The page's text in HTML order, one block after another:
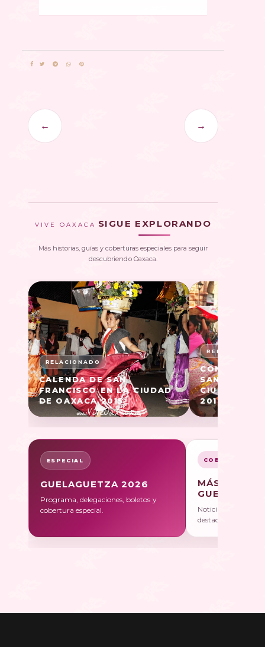
← →
VIVE OAXACA SIGUE EXPLORANDO
Más historias, guías y coberturas especiales para seguir
descubriendo Oaxaca.
CALENDA DE SAN
FRANCISCO EN LA CIUDAD
DE OAXACA 2015
CONVITE
SAN
CIUDAD DE
2014)
ESPECIAL
GUELAGUETZA 2026
Programa, delegaciones, boletos y
cobertura especial.
COBERTURA
MÁS SOBRE
Noticias, galerías y
destacadas.